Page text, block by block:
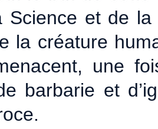
Science et de
la créature
une
barbarie et